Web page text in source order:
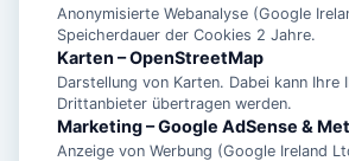
Anonymisierte Webanalyse (Google
Speicherdauer der Cookies 2 Jahre.
Karten – OpenStreetMap
Darstellung von Karten. Dabei kann Ihre
Drittanbieter übertragen werden.
Marketing – Google AdSense &
Anzeige von Werbung (Google Ireland